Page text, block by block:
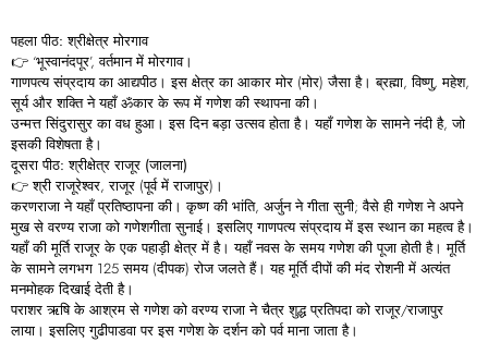
पहलापीठ:श्रीक्षेत्रमोरगाव
👉 ‘भूस्वानंदपूर’, वर्तमान में मोरगाव।
गाणपत्य संप्रदाय का आद्यपीठ। इस क्षेत्र का आकार मोर (मोर) जैसा है। ब्रह्मा, विष्णु, महेश,
सूर्य और शक्ति ने यहाँ ॐकार के रूप में गणेश की स्थापना की।
उन्मत्त सिंदुरासुर का वध हुआ। इस दिन बड़ा उत्सव होता है। यहाँ गणेश के सामनेनंदीहै, जो
इसकी विशेषता है।
दूसरापीठ:श्रीक्षेत्रराजूर (जालना)
👉श्री राजूरेश्वर, राजूर (पूर्व में राजापुर)।
करणराजा ने यहाँ प्रतिष्ठापना की। कृष्ण की भांति, अर्जुन ने गीता सुनी; वैसे ही गणेश ने अपने
मुख से वरण्य राजा कोगणेशगीतासुनाई। इसलिए गाणपत्य संप्रदाय में इस स्थान का महत्व है।
यहाँ की मूर्ति राजूर के एक पहाड़ी क्षेत्र में है। यहाँ नवस के समय गणेश की पूजा होती है। मूर्ति
के सामने लगभग 125 समय (दीपक) रोज जलते हैं। यह मूर्ति दीपों की मंद रोशनी में अत्यंत
मनमोहक दिखाई देती है।
पराशर ऋषि के आश्रम से गणेश को वरण्य राजा ने चैत्र शुद्ध प्रतिपदा को राजूर/राजापुर
लाया। इसलिएगुढीपाडवापर इस गणेश के दर्शन को पर्व माना जाता है।